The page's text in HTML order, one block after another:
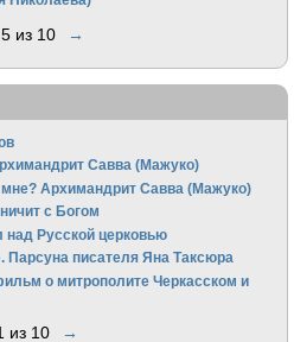
5 из 10 →
Савва (Мажуко)
Архимандрит Савва (Мажуко)
с Богом
Русской церковью
Парсуна писателя Яна Таксюра
о митрополите Черкасском и
из 10 →